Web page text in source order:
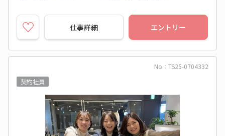
仕事詳細 エントリー
No：TS25-0704332
契約社員